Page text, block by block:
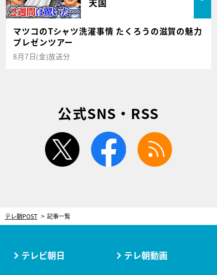
マツコのTシャツ洗濯事情 たくろうの滋賀の魅力
プレゼンツアー
8月7日(金)放送分
公式SNS・RSS
twitter facebook
テレ朝POST 記事一覧
テレビ朝日 テレ朝動画